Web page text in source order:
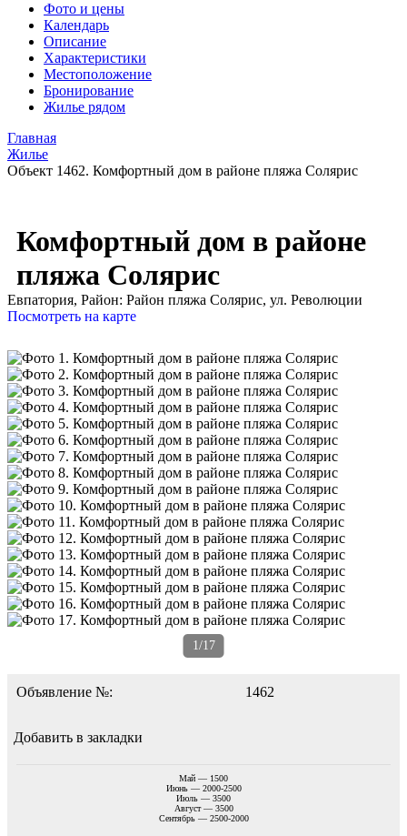
Фото и цены
Календарь
Описание
Характеристики
Местоположение
Бронирование
Жилье рядом
Главная
Жилье
Объект 1462. Комфортный дом в районе пляжа Солярис
Комфортный дом в районе
пляжа Солярис
Евпатория, Район: Район пляжа Солярис, ул. Революции
Посмотреть на карте
1/17
Объявление №: 1462
Добавить в закладки
Май — 1500
Июнь — 2000-2500
Июль — 3500
Август — 3500
Сентябрь — 2500-2000